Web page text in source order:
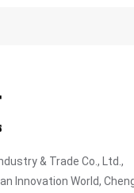
& Trade Co., Ltd.,
Innovation World,